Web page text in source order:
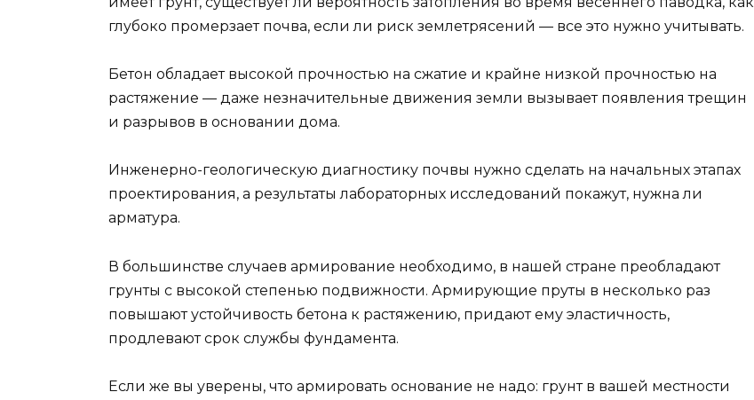
глубоко промерзает почва, если ли риск землетрясений — все это нужно учитывать.
Бетон обладает высокой прочностью на сжатие и крайне низкой прочностью на
растяжение — даже незначительные движения земли вызывает появления трещин
и разрывов в основании дома.
Инженерно-геологическую диагностику почвы нужно сделать на начальных этапах
проектирования, а результаты лабораторных исследований покажут, нужна ли
арматура.
В большинстве случаев армирование необходимо, в нашей стране преобладают
грунты с высокой степенью подвижности. Армирующие пруты в несколько раз
повышают устойчивость бетона к растяжению, придают ему эластичность,
продлевают срок службы фундамента.
Если же вы уверены, что армировать основание не надо: грунт в вашей местности